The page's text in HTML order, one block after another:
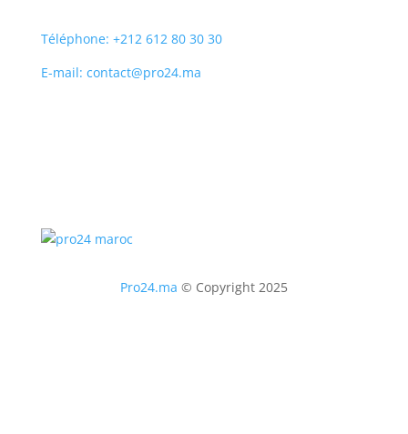
Téléphone: +212 612 80 30 30
E-mail: contact@pro24.ma
Pro24.ma © Copyright 2025